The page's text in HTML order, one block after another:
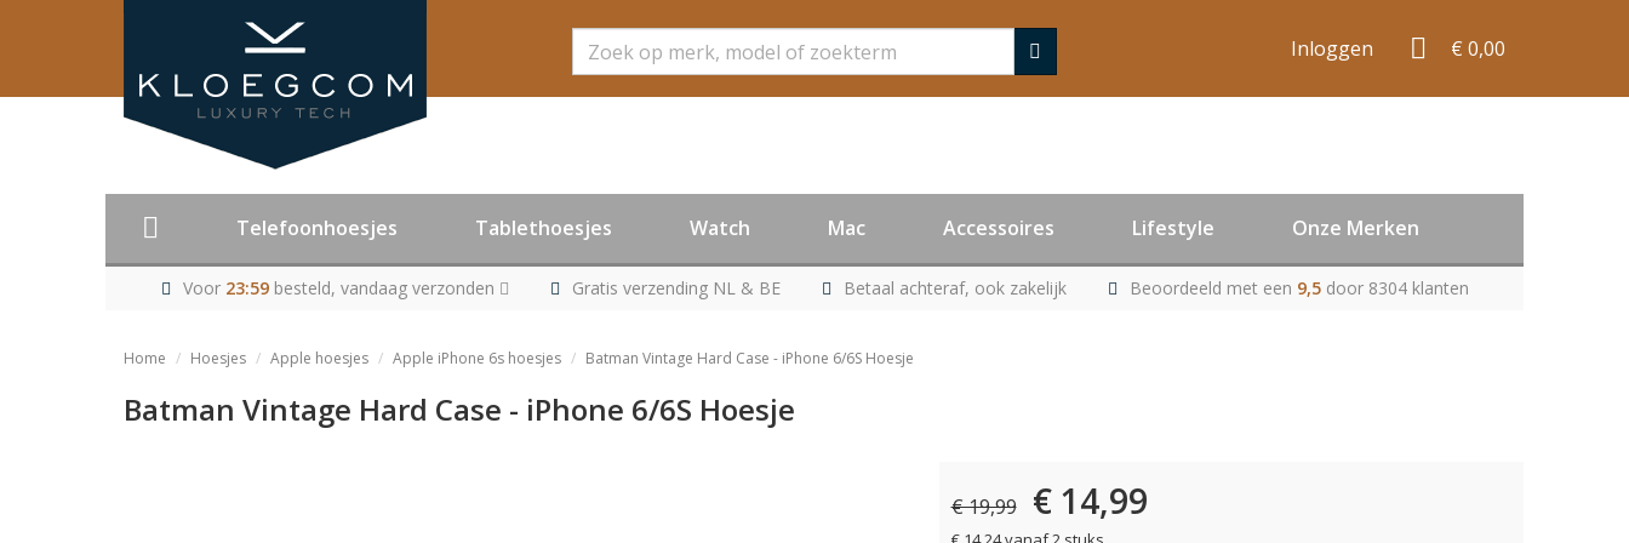
Zoeken Inloggen € 0,00
Telefoonhoesjes Tablethoesjes Watch Mac Accessoires Lifestyle Onze Merken
Voor 23:59besteld, vandaag verzonden Gratis verzending NL & BE Betaal achteraf, ook zakelijk Beoordeeld met een 9,5 door 8304 klanten
Home Hoesjes Apple hoesjes Apple iPhone 6s hoesjes Batman Vintage Hard Case - iPhone 6/6S Hoesje
Batman Vintage Hard Case - iPhone 6/6S Hoesje
€ 19,99 € 14,99